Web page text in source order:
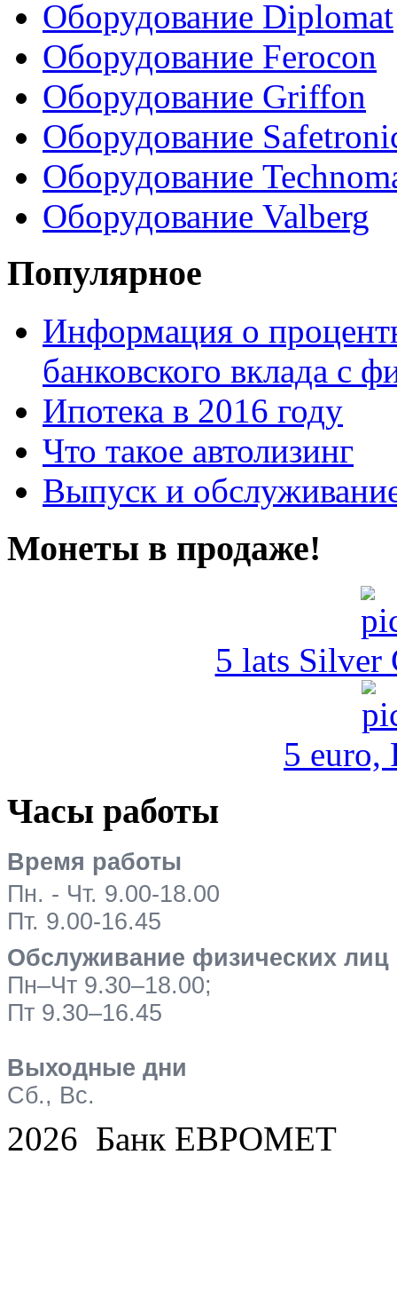
Оборудование Diplomat
Оборудование Ferocon
Оборудование Griffon
Оборудование
Оборудование
Оборудование Valberg
Популярное
Информация о
банковского вклада с
Ипотека в 2016 году
Что такое автолизинг
Выпуск и
Монеты в продаже!
5 lats Silver
5 euro,
Часы работы
Время работы
Пн. - Чт. 9.00-18.00
Пт. 9.00-16.45
Обслуживание физических лиц
Пн–Чт 9.30–18.00;
Пт 9.30–16.45
Выходные дни
Сб., Вс.
2026 Банк ЕВРОМЕТ